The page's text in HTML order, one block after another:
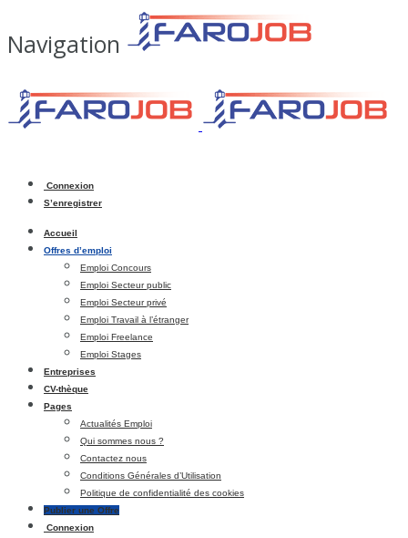
Navigation
Connexion
S’enregistrer
Accueil
Offres d’emploi
Emploi Concours
Emploi Secteur public
Emploi Secteur privé
Emploi Travail à l’étranger
Emploi Freelance
Emploi Stages
Entreprises
CV-thèque
Pages
Actualités Emploi
Qui sommes nous ?
Contactez nous
Conditions Générales d’Utilisation
Politique de confidentialité des cookies
Publier une Offre
Connexion